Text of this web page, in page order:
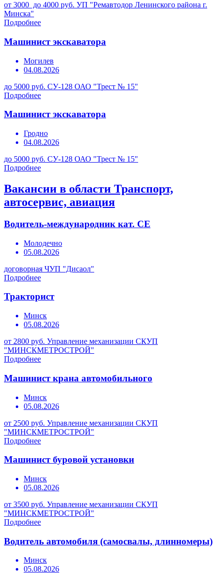
от 3000 до 4000 руб. УП "Ремавтодор Ленинского района г.
Минска"
Подробнее
Машинист экскаватора
Могилев
04.08.2026
до 5000 руб. СУ-128 ОАО "Трест № 15"
Подробнее
Машинист экскаватора
Гродно
04.08.2026
до 5000 руб. СУ-128 ОАО "Трест № 15"
Подробнее
Вакансии в области Транспорт,
автосервис, авиация
Водитель-международник кат. СЕ
Молодечно
05.08.2026
договорная ЧУП "Дисаол"
Подробнее
Тракторист
Минск
05.08.2026
от 2800 руб. Управление механизации СКУП
"МИНСКМЕТРОСТРОЙ"
Подробнее
Машинист крана автомобильного
Минск
05.08.2026
от 2500 руб. Управление механизации СКУП
"МИНСКМЕТРОСТРОЙ"
Подробнее
Машинист буровой установки
Минск
05.08.2026
от 3500 руб. Управление механизации СКУП
"МИНСКМЕТРОСТРОЙ"
Подробнее
Водитель автомобиля (самосвалы, длинномеры)
Минск
05.08.2026